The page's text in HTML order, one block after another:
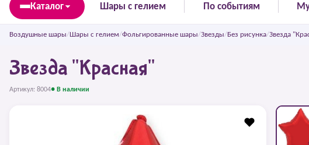
Каталог Шары с гелием По событиям
Воздушные шары/Шары с гелием/Фольгированные шары/Звезды/Без рисунка/Звезда
Звезда "Красная"
Артикул: 8004● В наличии